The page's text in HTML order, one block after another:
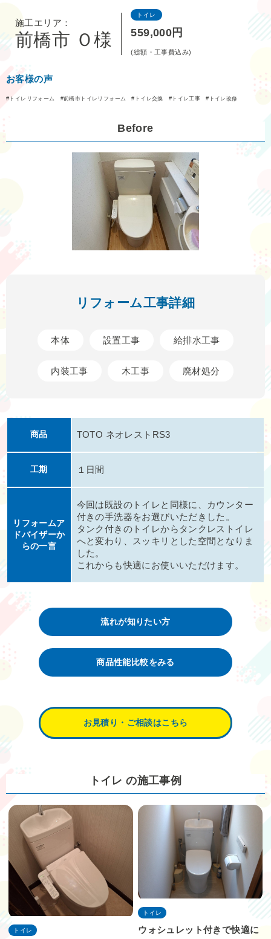
施工エリア：
前橋市 Ｏ様
トイレ
559,000円
(総額・工事費込み)
お客様の声
トイレリフォーム 前橋市トイレリフォーム トイレ交換 トイレ工事 トイレ改修
Before
リフォーム工事詳細
本体 設置工事 給排水工事
内装工事 木工事 廃材処分
商品 TOTO ネオレストRS3
工期 １日間
リフォームア
ドバイザーか
らの一言
今回は既設のトイレと同様に、カウンター
付きの手洗器をお選びいただきした。
タンク付きのトイレからタンクレストイレ
へと変わり、スッキリとした空間となりま
した。
これからも快適にお使いいただけます。
流れが知りたい方
商品性能比較をみる
お見積り・ご相談はこちら
トイレ の施工事例
トイレ
トイレ
ウォシュレット付きで快適に